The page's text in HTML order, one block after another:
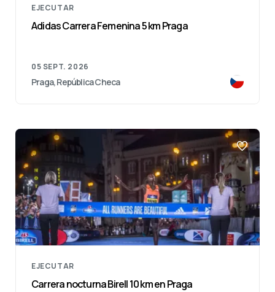
EJECUTAR
Adidas Carrera Femenina 5 km Praga
05 SEPT. 2026
Praga, República Checa
EJECUTAR
Carrera nocturna Birell 10 km en Praga